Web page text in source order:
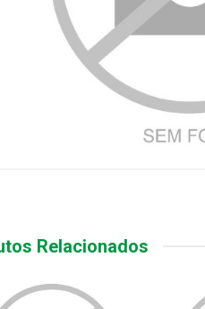
Relacionados